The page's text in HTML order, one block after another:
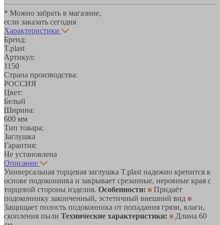
* Можно забрать в магазине,
если заказать сегодня
Характеристики
Бренд:
T.plast
Артикул:
1150
Страна производства:
РОССИЯ
Цвет:
Белый
Ширина:
600 мм
Тип товара:
Заглушка
Гарантия:
Не установлена
Описание
Универсальная торцевая заглушка T.plast надежно крепится к
основе подоконника и закрывает срезанные, неровные края с
торцевой стороны изделия. Особенности:
Придаёт
подоконнику законченный, эстетичный внешний вид
Защищает полость подоконника от попадания грязи, влаги,
скопления пыли Технические характеристики:
Длина 60